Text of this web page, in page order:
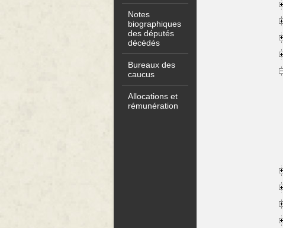
Notes
biographiques
des députés
décédés
Bureaux des
caucus
Allocations et
rémunération